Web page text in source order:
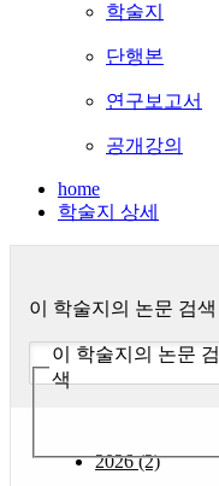
학술지
단행본
연구보고서
공개강의
home
학술지 상세
이 학술지의 논문 검색
이 학술지의 논문 검
색
2026 (2)